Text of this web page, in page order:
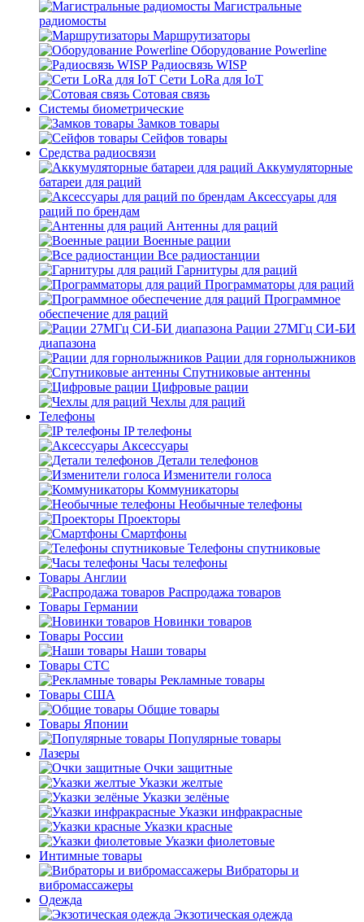
Магистральные
радиомосты
Маршрутизаторы
Оборудование Powerline
Радиосвязь WISP
Сети LoRa для IoT
Сотовая связь
Системы биометрические
Замков товары
Сейфов товары
Средства радиосвязи
Аккумуляторные
батареи для раций
Аксессуары для
раций по брендам
Антенны для раций
Военные рации
Все радиостанции
Гарнитуры для раций
Программаторы для раций
Программное
обеспечение для раций
Рации 27МГц СИ-БИ
диапазона
Рации для горнолыжников
Спутниковые антенны
Цифровые рации
Чехлы для раций
Телефоны
IP телефоны
Аксессуары
Детали телефонов
Изменители голоса
Коммуникаторы
Необычные телефоны
Проекторы
Смартфоны
Телефоны спутниковые
Часы телефоны
Товары Англии
Распродажа товаров
Товары Германии
Новинки товаров
Товары России
Наши товары
Товары СТС
Рекламные товары
Товары США
Общие товары
Товары Японии
Популярные товары
Лазеры
Очки защитные
Указки желтые
Указки зелёные
Указки инфракрасные
Указки красные
Указки фиолетовые
Интимные товары
Вибраторы и
вибромассажеры
Одежда
Экзотическая одежда